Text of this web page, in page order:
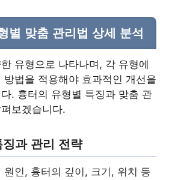
별 맞춤 관리법 상세 분석
유형으로 나타나며, 각 유형에
방법을 적용해야 효과적인 개선을
. 흉터의 유형별 특징과 맞춤 관
보겠습니다.
과 관리 전략
원인, 흉터의 깊이, 크기, 위치 등